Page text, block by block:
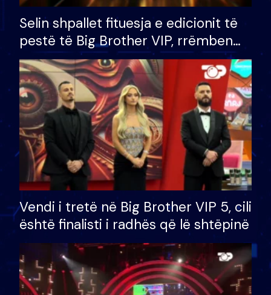
Selin shpallet fituesja e edicionit të
pestë të Big Brother VIP, rrëmben
çmimin e madh prej 100 mijë eurosh
Vendi i tretë në Big Brother VIP 5, cili
është finalisti i radhës që lë shtëpinë